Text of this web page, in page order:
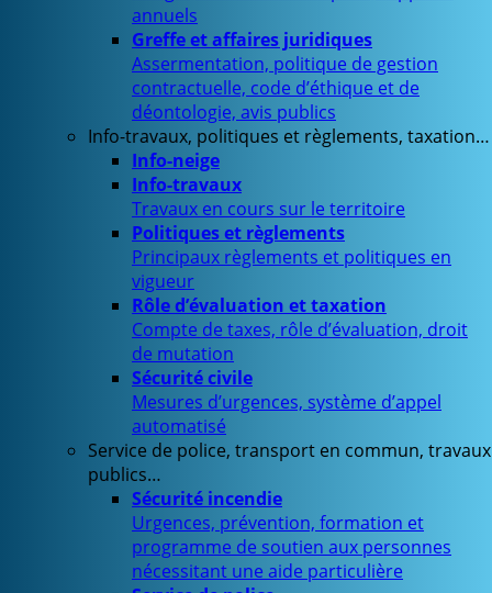
annuels
Greffe et affaires juridiques
Assermentation, politique de gestion
contractuelle, code d’éthique et de
déontologie, avis publics
Info-travaux, politiques et règlements, taxation…
Info-neige
Info-travaux
Travaux en cours sur le territoire
Politiques et règlements
Principaux règlements et politiques en
vigueur
Rôle d’évaluation et taxation
Compte de taxes, rôle d’évaluation, droit
de mutation
Sécurité civile
Mesures d’urgences, système d’appel
automatisé
Service de police, transport en commun, travaux
publics…
Sécurité incendie
Urgences, prévention, formation et
programme de soutien aux personnes
nécessitant une aide particulière